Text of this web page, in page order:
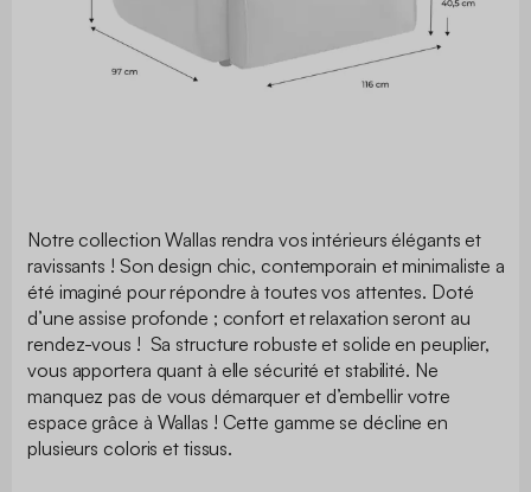
Notre collection Wallas rendra vos intérieurs élégants et
ravissants ! Son design chic, contemporain et minimaliste a
été imaginé pour répondre à toutes vos attentes. Doté
d’une assise profonde ; confort et relaxation seront au
rendez-vous ! Sa structure robuste et solide en peuplier,
vous apportera quant à elle sécurité et stabilité. Ne
manquez pas de vous démarquer et d’embellir votre
espace grâce à Wallas ! Cette gamme se décline en
plusieurs coloris et tissus.